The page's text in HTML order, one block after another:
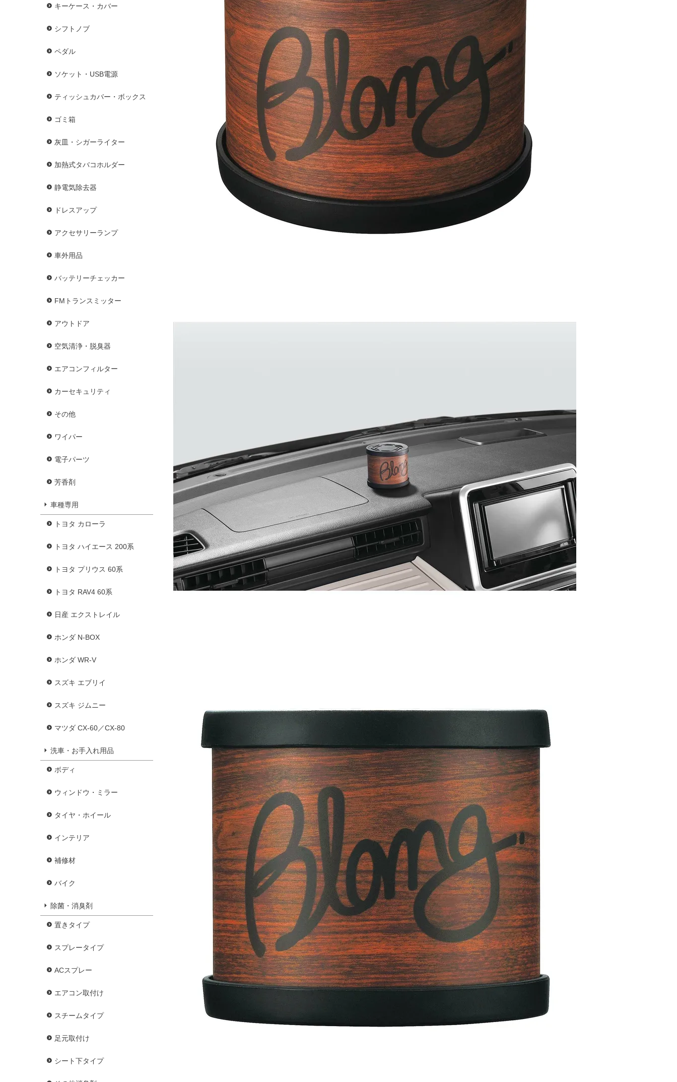
キーケース・カバー
シフトノブ
ペダル
ソケット・USB電源
ティッシュカバー・ボックス
ゴミ箱
灰皿・シガーライター
加熱式タバコホルダー
静電気除去器
ドレスアップ
アクセサリーランプ
車外用品
バッテリーチェッカー
FMトランスミッター
アウトドア
空気清浄・脱臭器
エアコンフィルター
カーセキュリティ
その他
ワイパー
電子パーツ
芳香剤
車種専用
トヨタ カローラ
トヨタ ハイエース 200系
トヨタ プリウス 60系
トヨタ RAV4 60系
日産 エクストレイル
ホンダ N-BOX
ホンダ WR-V
スズキ エブリイ
スズキ ジムニー
マツダ CX-60／CX-80
洗車・お手入れ用品
ボディ
ウィンドウ・ミラー
タイヤ・ホイール
インテリア
補修材
バイク
除菌・消臭剤
置きタイプ
スプレータイプ
ACスプレー
エアコン取付け
スチームタイプ
足元取付け
シート下タイプ